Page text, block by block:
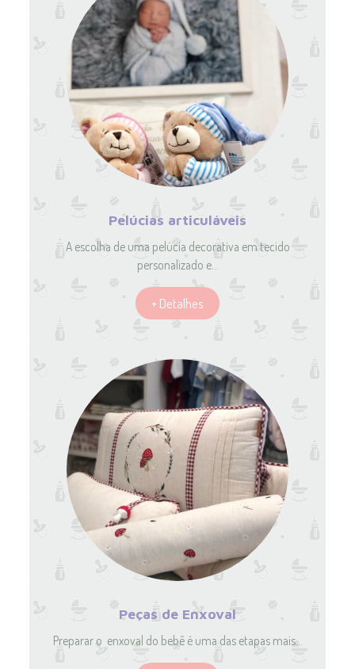
Pelúcias articuláveis
A escolha de uma pelúcia decorativa em tecido
personalizado e…
+ Detalhes
Peças de Enxoval
Preparar o enxoval do bebê é uma das etapas mais…